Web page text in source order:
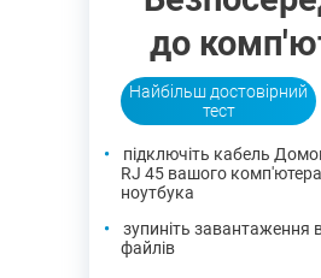
до
Найбільш достовірний
тест
підключіть кабель
RJ 45 вашого
ноутбука
зупиніть завантаження
файлів